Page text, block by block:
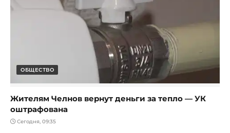
ОБЩЕСТВО
Жителям Челнов вернут деньги за тепло — УК
оштрафована
Сегодня, 09:35